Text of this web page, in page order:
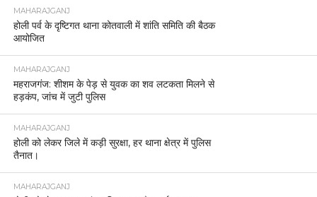
MAHARAJGANJ
होली पर्व के दृष्टिगत थाना कोतवाली में शांति समिति की बैठक
आयोजित
MAHARAJGANJ
महराजगंज: शीशम के पेड़ से युवक का शव लटकता मिलने से
हड़कंप, जांच में जुटी पुलिस
MAHARAJGANJ
होली को लेकर जिले में कड़ी सुरक्षा, हर थाना क्षेत्र में पुलिस
तैनात।
MAHARAJGANJ